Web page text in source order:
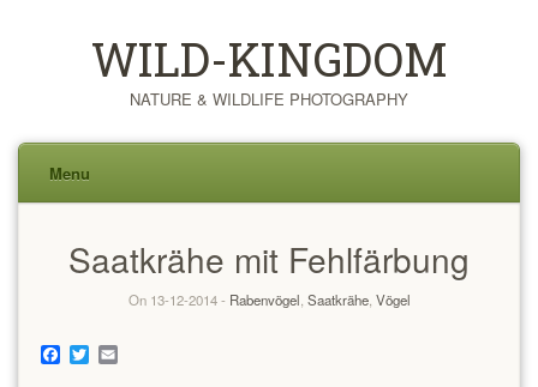
WILD-KINGDOM
NATURE & WILDLIFE PHOTOGRAPHY
Menu
contentSaatkrähe mit Fehlfärbung
On 13-12-2014 - Rabenvögel Saatkrähe, Vögel
Facebook
TwitterEmail